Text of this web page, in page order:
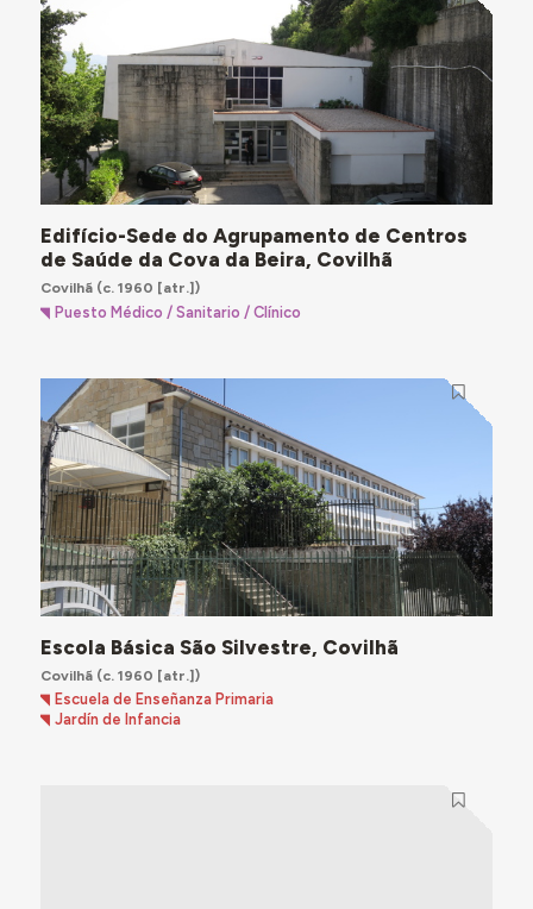
Edifício-Sede do Agrupamento de Centros
de Saúde da Cova da Beira, Covilhã
Covilhã(c. 1960 [atr.])
Puesto Médico / Sanitario / Clínico
Escola Básica São Silvestre, Covilhã
Covilhã(c. 1960 [atr.])
Escuela de Enseñanza Primaria
Jardín de Infancia